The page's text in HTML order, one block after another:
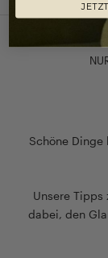
Schöne
Unsere
dabei, den